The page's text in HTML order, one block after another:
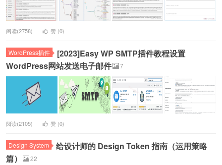
阅读(2758) 赞 (0)
WordPress插件
[2023]Easy WP SMTP插件教程设置
WordPress网站发送电子邮件
7
阅读(2105) 赞 (0)
Design System
给设计师的 Design Token 指南（运用策略
篇）
22